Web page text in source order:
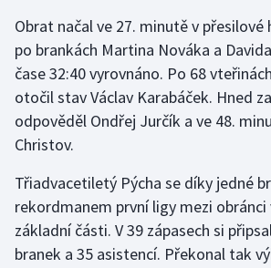
Gymnastika
Házená
Jezdectví
Judo
Krasobruslení
Lezení
Obrat načal ve 27. minutě v přesilové
po brankách Martina Nováka a
čase 32:40 vyrovnáno. Po 68
otočil stav Václav Karabáček. Hned
odpověděl Ondřej Jurčík a ve 48.
Christov.
Třiadvacetiletý Pýcha se díky jedné
rekordmanem první ligy mezi
základní části. V 39 zápasech si
branek a 35 asistencí. Překonal tak